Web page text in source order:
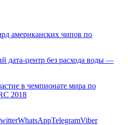
американских чипов по
дата-центр без расхода воды —
в чемпионате мира по
2018
WhatsAppTelegramViber